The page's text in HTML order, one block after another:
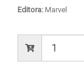
Editora: Marvel